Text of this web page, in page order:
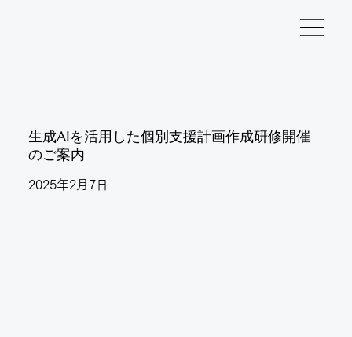
生成AIを活用した個別支援計画作成研修開催
のご案内
2025年2月7日